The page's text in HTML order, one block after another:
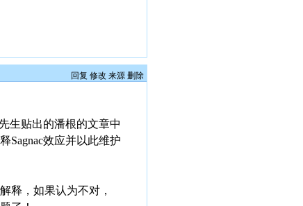
回复 修改 来源 删除
生贴出的潘根的文章中
Sagnac效应并以此维护
释，如果认为不对，